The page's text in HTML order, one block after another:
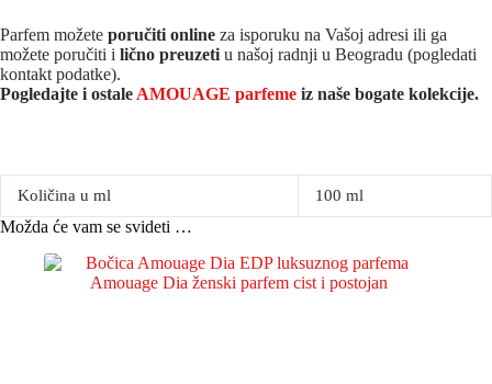
Parfem možete poručiti online za isporuku na Vašoj adresi ili ga
možete poručiti i lično preuzeti u našoj radnji u Beogradu (pogledati
kontakt podatke).
Pogledajte i ostale AMOUAGE parfeme iz naše bogate kolekcije.
Količina u ml 100 ml
Možda će vam se svideti …